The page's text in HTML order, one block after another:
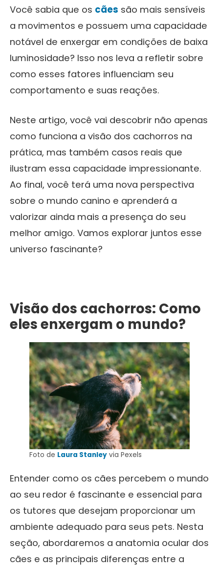
Você sabia que os cães são mais sensíveis
a movimentos e possuem uma capacidade
notável de enxergar em condições de baixa
luminosidade? Isso nos leva a refletir sobre
como esses fatores influenciam seu
comportamento e suas reações.
Neste artigo, você vai descobrir não apenas
como funciona a visão dos cachorros na
prática, mas também casos reais que
ilustram essa capacidade impressionante.
Ao final, você terá uma nova perspectiva
sobre o mundo canino e aprenderá a
valorizar ainda mais a presença do seu
melhor amigo. Vamos explorar juntos esse
universo fascinante?
Visão dos cachorros: Como
eles enxergam o mundo?
Foto de Laura Stanley via Pexels
Entender como os cães percebem o mundo
ao seu redor é fascinante e essencial para
os tutores que desejam proporcionar um
ambiente adequado para seus pets. Nesta
seção, abordaremos a anatomia ocular dos
cães e as principais diferenças entre a